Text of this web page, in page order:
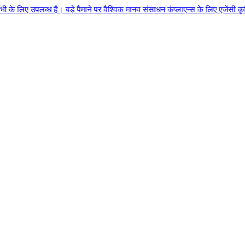
है। बड़े पैमाने पर वैश्विक मानव संसाधन कंप्लाएन्स के लिए एजेंसी कृत्रिम